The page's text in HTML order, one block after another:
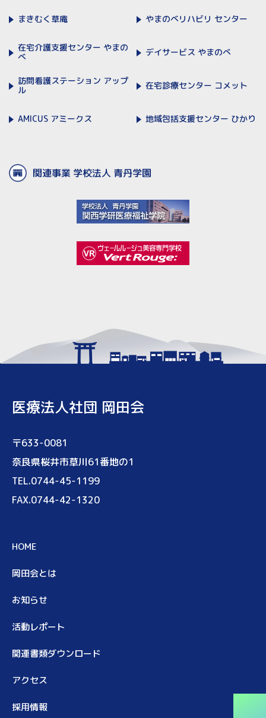
まきむく草庵 やまのべリハビリ センター
在宅介護支援センター やまの
べ
デイサービス やまのべ
訪問看護ステーション アップ
ル
在宅診療センター コメット
AMICUS アミークス 地域包括支援センター ひかり
関連事業 学校法人 青丹学園
医療法人社団 岡田会
〒633-0081
奈良県桜井市草川61番地の1
TEL.0744-45-1199
FAX.0744-42-1320
HOME
岡田会とは
お知らせ
活動レポート
関連書類ダウンロード
アクセス
採用情報